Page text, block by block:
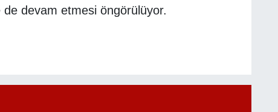
de devam etmesi öngörülüyor.